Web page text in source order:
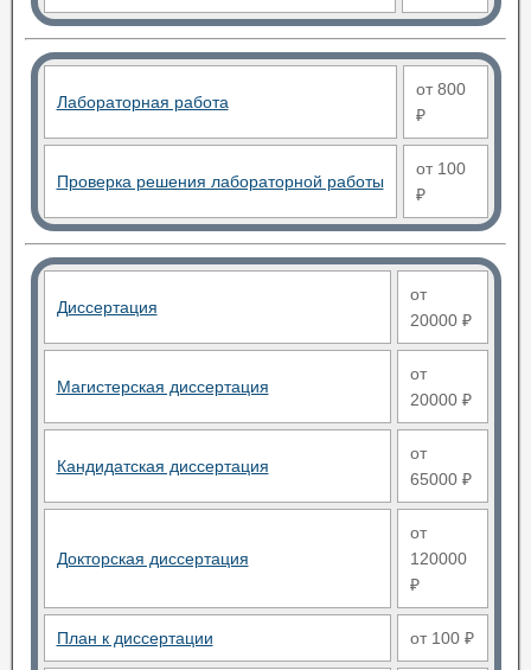
Лабораторная работа
от 800
₽
Проверка решения лабораторной работы
от 100
₽
Диссертация
от
20000 ₽
Магистерская диссертация
от
20000 ₽
Кандидатская диссертация
от
65000 ₽
Докторская диссертация
от
120000
₽
План к диссертации от 100 ₽